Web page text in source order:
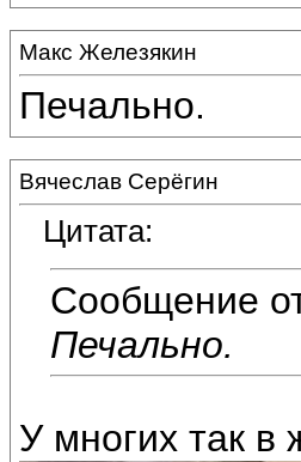
Макс Железякин
Печально.
Вячеслав Серёгин
Цитата:
Сообщение
Печально.
У многих так в